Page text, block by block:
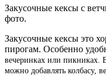
Закусочные кексы с
фото.
Закусочные кексы это
пирогам. Особенно
вечеринках или пикниках.
можно добавлять колбасу,